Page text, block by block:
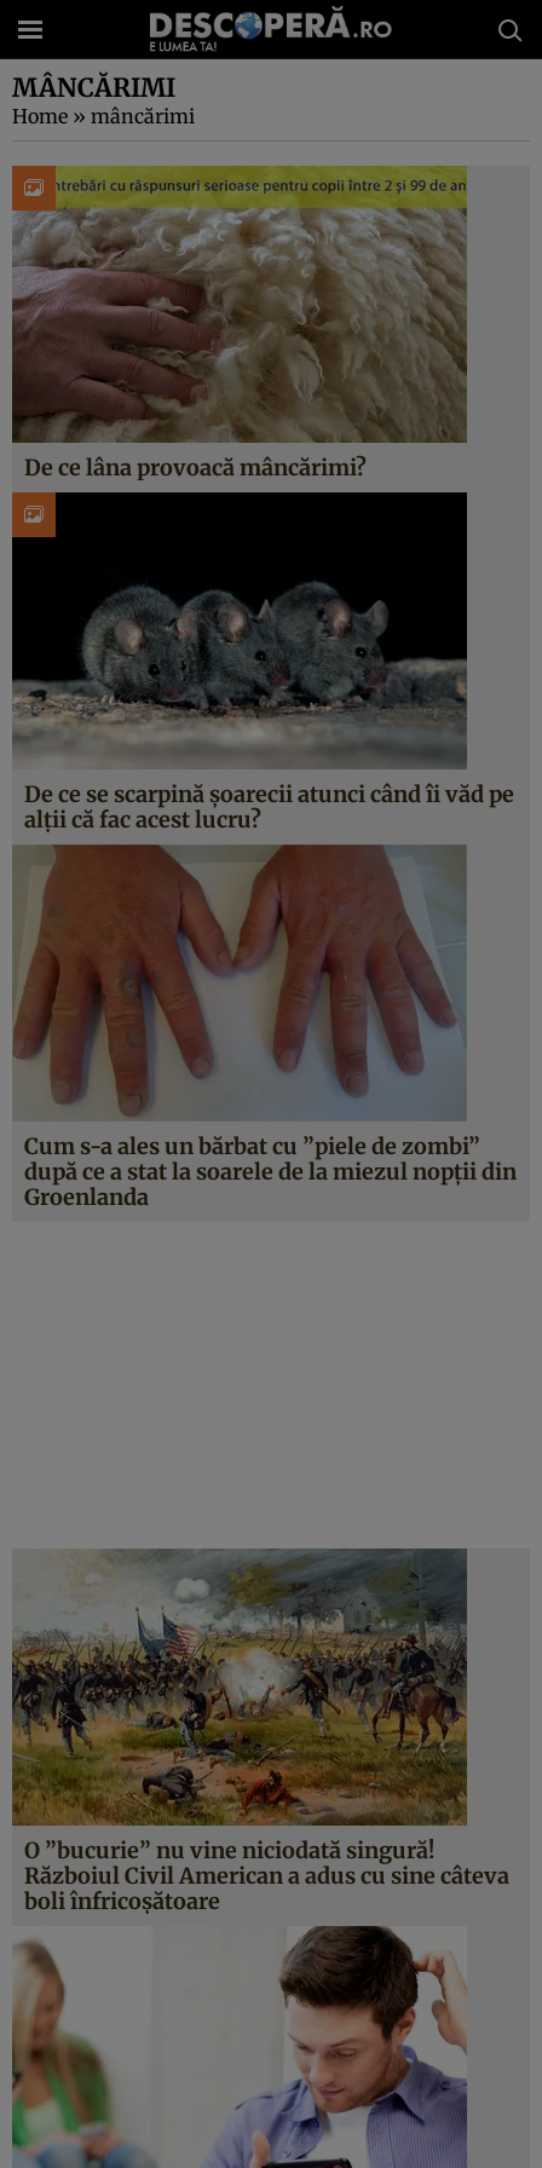
MÂNCĂRIMI
Home » mâncărimi
De ce lâna provoacă mâncărimi?
De ce se scarpină șoarecii atunci când îi văd pe
alții că fac acest lucru?
Cum s-a ales un bărbat cu ”piele de zombi”
după ce a stat la soarele de la miezul nopţii din
Groenlanda
O ”bucurie” nu vine niciodată singură!
Războiul Civil American a adus cu sine câteva
boli înfricoşătoare